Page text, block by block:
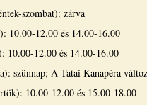
szombat): zárva
10.00-12.00 és 14.00-16.00
10.00-12.00 és 14.00-16.00
szünnap; A Tatai Kanapéra
10.00-12.00 és 15.00-18.00